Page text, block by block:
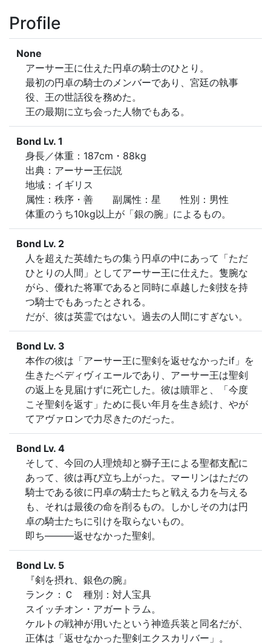
Profile
None
アーサー王に仕えた円卓の騎士のひとり。
最初の円卓の騎士のメンバーであり、宮廷の執事
役、王の世話役を務めた。
王の最期に立ち会った人物でもある。
Bond Lv. 1
身長／体重：187cm・88kg
出典：アーサー王伝説
地域：イギリス
属性：秩序・善　　副属性：星　　性別：男性
体重のうち10kg以上が「銀の腕」によるもの。
Bond Lv. 2
人を超えた英雄たちの集う円卓の中にあって「ただ
ひとりの人間」としてアーサー王に仕えた。隻腕な
がら、優れた将軍であると同時に卓越した剣技を持
つ騎士でもあったとされる。
だが、彼は英霊ではない。過去の人間にすぎない。
Bond Lv. 3
本作の彼は「アーサー王に聖剣を返せなかったif」を
生きたベディヴィエールであり、アーサー王は聖剣
の返上を見届けずに死亡した。彼は贖罪と、「今度
こそ聖剣を返す」ために長い年月を生き続け、やが
てアヴァロンで力尽きたのだった。
Bond Lv. 4
そして、今回の人理焼却と獅子王による聖都支配に
あって、彼は再び立ち上がった。マーリンはただの
騎士である彼に円卓の騎士たちと戦える力を与える
も、それは最後の命を削るもの。しかしその力は円
卓の騎士たちに引けを取らないもの。
即ち―――返せなかった聖剣。
Bond Lv. 5
『剣を摂れ、銀色の腕』
ランク：Ｃ　種別：対人宝具
スイッチオン・アガートラム。
ケルトの戦神が用いたという神造兵装と同名だが、
正体は「返せなかった聖剣エクスカリバー」。